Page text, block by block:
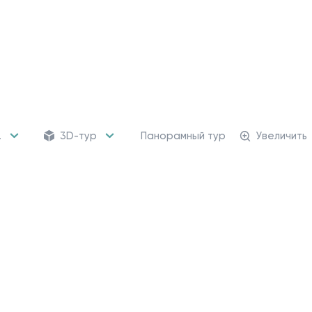
3D-тур Панорамный тур Увеличить